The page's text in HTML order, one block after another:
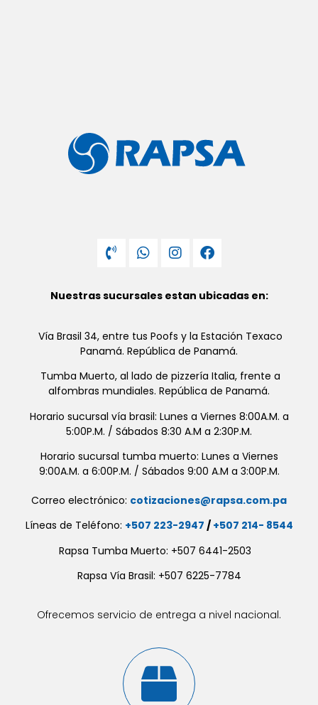
Nuestras sucursales estan ubicadas en:
Vía Brasil 34, entre tus Poofs y la Estación Texaco
Panamá. República de Panamá.
Tumba Muerto, al lado de pizzería Italia, frente a
alfombras mundiales. República de Panamá.
Horario sucursal vía brasil: Lunes a Viernes 8:00A.M. a
5:00P.M. / Sábados 8:30 A.M a 2:30P.M.
Horario sucursal tumba muerto: Lunes a Viernes
9:00A.M. a 6:00P.M. / Sábados 9:00 A.M a 3:00P.M.
Correo electrónico: cotizaciones@rapsa.com.pa
Líneas de Teléfono: +507 223-2947 / +507 214- 8544
Rapsa Tumba Muerto: +507 6441-2503
Rapsa Vía Brasil: +507 6225-7784
Ofrecemos servicio de entrega a nivel nacional.